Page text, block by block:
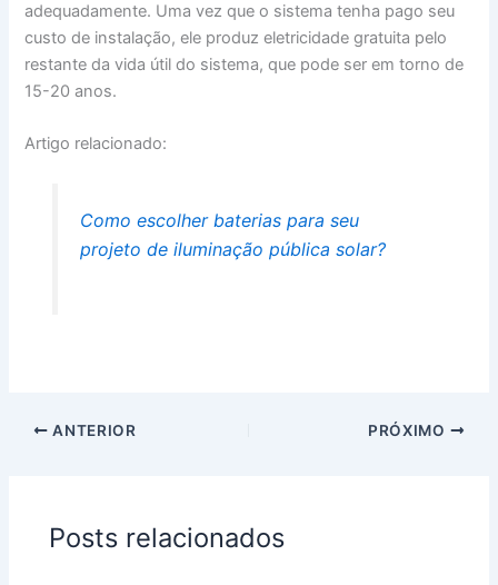
adequadamente. Uma vez que o sistema tenha pago seu
custo de instalação, ele produz eletricidade gratuita pelo
restante da vida útil do sistema, que pode ser em torno de
15-20 anos.
Artigo relacionado:
Como escolher baterias para seu
projeto de iluminação pública solar?
ANTERIOR PRÓXIMO
Posts relacionados